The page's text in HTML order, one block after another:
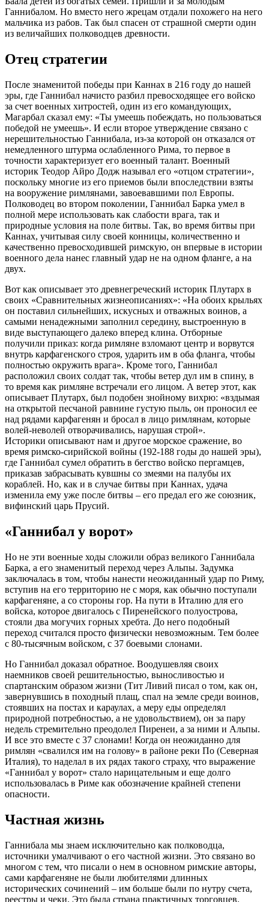
Ганнибалом. Но вместо него жрецам отдали похожего на него
мальчика из рабов. Так был спасен от страшной смерти один
из величайших полководцев древности.
Отец стратегии
После знаменитой победы при Каннах в 216 году до нашей
эры, где Ганнибал начисто разбил превосходящее его войско
за счет военных хитростей, один из его командующих,
Магарбал сказал ему: «Ты умеешь побеждать, но пользоваться
победой не умеешь». И если второе утверждение связано с
нерешительностью Ганнибала, из-за которой он отказался от
немедленного штурма ослабленного Рима, то первое в
точности характеризует его военный талант. Военный
историк Теодор Айро Додж называл его «отцом стратегии»,
поскольку многие из его приемов были впоследствии взяты
на вооружение римлянами, завоевавшими пол Европы.
Полководец во втором поколении, Ганнибал Барка умел в
полной мере использовать как слабости врага, так и
природные условия на поле битвы. Так, во время битвы при
Каннах, учитывая силу своей конницы, количественно и
качественно превосходившей римскую, он впервые в истории
военного дела нанес главный удар не на одном фланге, а на
двух.
Вот как описывает это древнегреческий историк Плутарх в
своих «Сравнительных жизнеописаниях»: «На обоих крыльях
он поставил сильнейших, искусных и отважных воинов, а
самыми ненадежными заполнил середину, выстроенную в
виде выступающего далеко вперед клина. Отборные
получили приказ: когда римляне взломают центр и ворвутся
внутрь карфагенского строя, ударить им в оба фланга, чтобы
полностью окружить врага». Кроме того, Ганнибал
расположил своих солдат так, чтобы ветер дул им в спину, в
то время как римляне встречали его лицом. А ветер этот, как
описывает Плутарх, был подобен знойному вихрю: «вздымая
на открытой песчаной равнине густую пыль, он проносил ее
над рядами карфагенян и бросал в лицо римлянам, которые
волей-неволей отворачивались, нарушая строй».
Историки описывают нам и другое морское сражение, во
время римско-сирийской войны (192-188 годы до нашей эры),
где Ганнибал сумел обратить в бегство войско пергамцев,
приказав забрасывать кувшны со змеями на палубы их
кораблей. Но, как и в случае битвы при Каннах, удача
изменила ему уже после битвы – его предал его же союзник,
вифинский царь Прусий.
«Ганнибал у ворот»
Но не эти военные ходы сложили образ великого Ганнибала
Барка, а его знаменитый переход через Альпы. Задумка
заключалась в том, чтобы нанести неожиданный удар по Риму,
вступив на его территорию не с моря, как обычно поступали
карфагеняне, а со стороны гор. На пути в Италию для его
войска, которое двигалось с Пиренейского полуострова,
стояли два могучих горных хребта. До него подобный
переход считался просто физически невозможным. Тем более
с 80-тысячным войском, с 37 боевыми слонами.
Но Ганнибал доказал обратное. Воодушевляя своих
наемников своей решительностью, выносливостью и
спартанским образом жизни (Тит Ливий писал о том, как он,
завернувшись в походный плащ, спал на земле среди воинов,
стоявших на постах и караулах, а меру еды определял
природной потребностью, а не удовольствием), он за пару
недель стремительно преодолел Пиренеи, а за ними и Альпы.
И все это вместе с 37 слонами! Когда он неожиданно для
римлян «свалился им на голову» в районе реки По (Северная
Италия), то наделал в их рядах такого страху, что выражение
«Ганнибал у ворот» стало нарицательным и еще долго
использовалась в Риме как обозначение крайней степени
опасности.
Частная жизнь
Ганнибала мы знаем исключительно как полководца,
источники умалчивают о его частной жизни. Это связано во
многом с тем, что писали о нем в основном римские авторы,
сами карфагеняне не были любителями длинных
исторических сочинений – им больше были по нутру счета,
реестры и чеки. Это была страна практичных торговцев.